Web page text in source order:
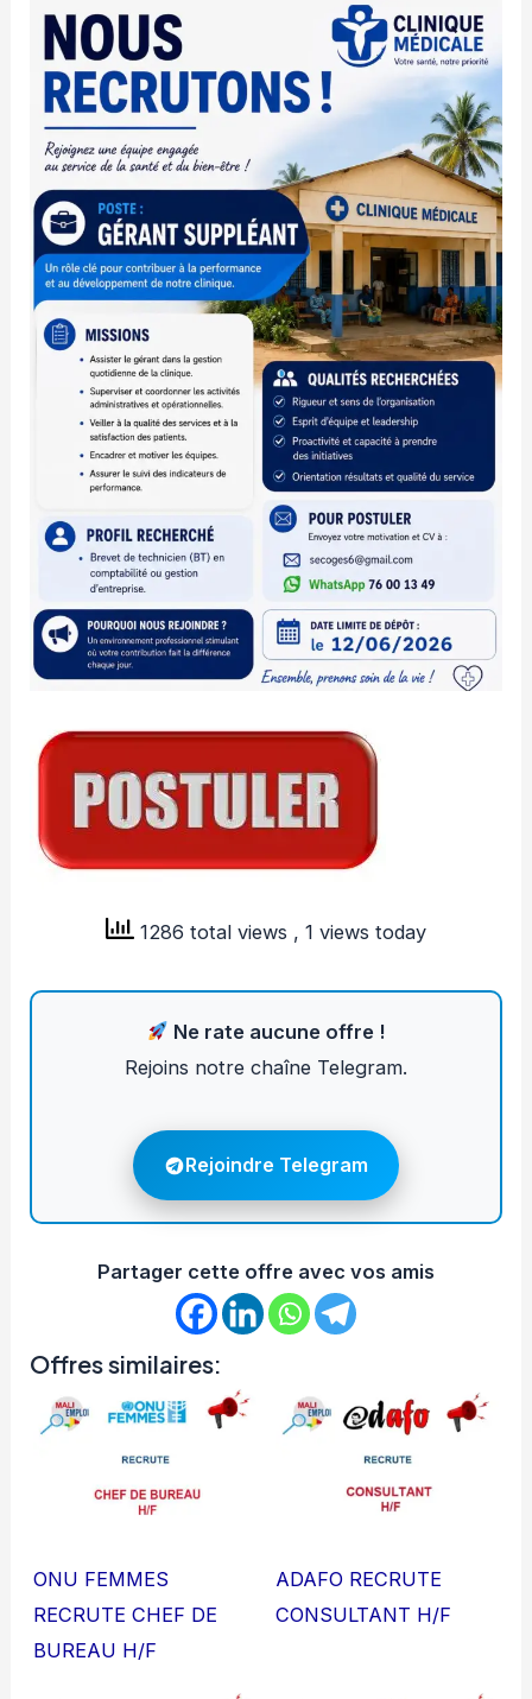
1286 total views , 1 views today
Ne rate aucune offre !
Rejoins notre chaîne Telegram.
Rejoindre Telegram
Partager cette offre avec vos amis
Offres similaires:
ONU FEMMES
RECRUTE CHEF DE
BUREAU H/F
ADAFO RECRUTE
CONSULTANT H/F